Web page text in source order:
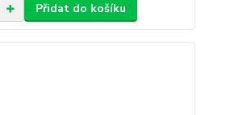
Přidat do košíku